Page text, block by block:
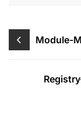
Post
navigation
Module-